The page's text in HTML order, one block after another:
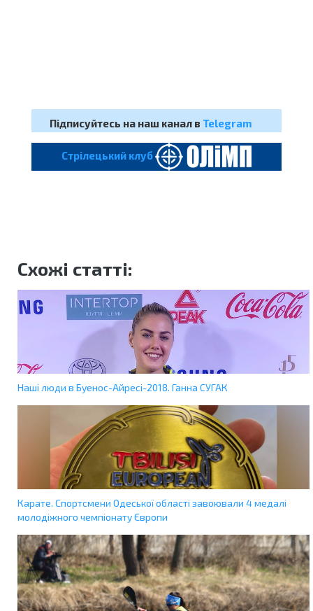
Підписуйтесь на наш канал в Telegram
Cтрілецький клуб
Схожі статті:
Наші люди в Буенос-Айресі-2018. Ганна СУГАК
Карате. Спортсмени Одеської області завоювали 4 медалі
молодіжного чемпіонату Європи